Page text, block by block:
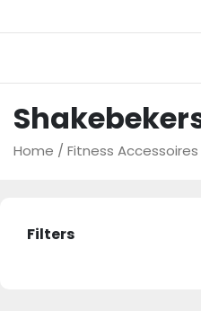
Home / Fitness Accessoires
Filters